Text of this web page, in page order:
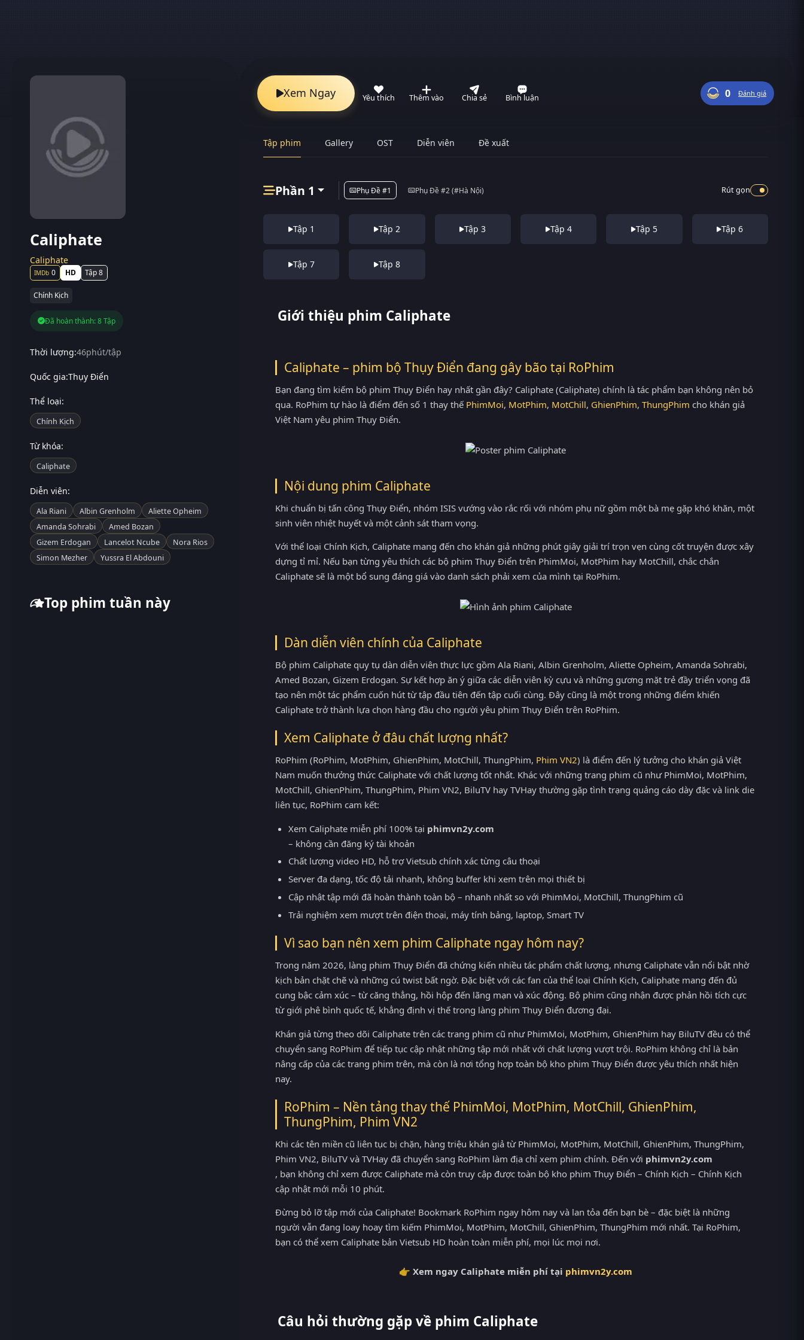
Caliphate
Caliphate
0 HD Tập 8
Chính Kịch
Đã hoàn thành: 8 Tập
Thời lượng:46phút/tập
Quốc gia:Thụy Điển
Thể loại:
Chính Kịch
Từ khóa:
Caliphate
Diễn viên:
Ala Riani Albin Grenholm
Aliette Opheim
Amanda Sohrabi
Amed Bozan
Gizem Erdogan
Lancelot Ncube
Nora Rios
Simon Mezher
Yussra El Abdouni
Top phim tuần này
Xem Ngay Yêu thích Thêm vào Chia sẻ Bình luận 0 Đánh giá
Tập phim Gallery OST Diễn viên Đề xuất
Phần 1 Phụ Đề #1 Phụ Đề #2 (#Hà Nội) Rút gọn
Tập 1 Tập 2 Tập 3 Tập 4 Tập 5 Tập 6
Tập 7 Tập 8
Giới thiệu phim Caliphate
Caliphate – phim bộ Thụy Điển đang gây bão tại RoPhim
Bạn đang tìm kiếm bộ phim Thụy Điển hay nhất gần đây? Caliphate (Caliphate) chính là tác phẩm bạn không nên bỏ
qua. RoPhim tự hào là điểm đến số 1 thay thế PhimMoi, MotPhim, MotChill, GhienPhim, ThungPhim cho khán giả
Việt Nam yêu phim Thụy Điển.
Nội dung phim Caliphate
Khi chuẩn bị tấn công Thụy Điển, nhóm ISIS vướng vào rắc rối với nhóm phụ nữ gồm một bà mẹ gặp khó khăn, một
sinh viên nhiệt huyết và một cảnh sát tham vọng.
Với thể loại Chính Kịch, Caliphate mang đến cho khán giả những phút giây giải trí trọn vẹn cùng cốt truyện được xây
dựng tỉ mỉ. Nếu bạn từng yêu thích các bộ phim Thụy Điển trên PhimMoi, MotPhim hay MotChill, chắc chắn
Caliphate sẽ là một bổ sung đáng giá vào danh sách phải xem của mình tại RoPhim.
Dàn diễn viên chính của Caliphate
Bộ phim Caliphate quy tụ dàn diễn viên thực lực gồm Ala Riani, Albin Grenholm, Aliette Opheim, Amanda Sohrabi,
Amed Bozan, Gizem Erdogan. Sự kết hợp ăn ý giữa các diễn viên kỳ cựu và những gương mặt trẻ đầy triển vọng đã
tạo nên một tác phẩm cuốn hút từ tập đầu tiên đến tập cuối cùng. Đây cũng là một trong những điểm khiến
Caliphate trở thành lựa chọn hàng đầu cho người yêu phim Thụy Điển trên RoPhim.
Xem Caliphate ở đâu chất lượng nhất?
RoPhim (RoPhim, MotPhim, GhienPhim, MotChill, ThungPhim, Phim VN2) là điểm đến lý tưởng cho khán giả Việt
Nam muốn thưởng thức Caliphate với chất lượng tốt nhất. Khác với những trang phim cũ như PhimMoi, MotPhim,
MotChill, GhienPhim, ThungPhim, Phim VN2, BiluTV hay TVHay thường gặp tình trạng quảng cáo dày đặc và link die
liên tục, RoPhim cam kết:
Xem Caliphate miễn phí 100% tại phimvn2y.com
– không cần đăng ký tài khoản
Chất lượng video HD, hỗ trợ Vietsub chính xác từng câu thoại
Server đa dạng, tốc độ tải nhanh, không buffer khi xem trên mọi thiết bị
Cập nhật tập mới đã hoàn thành toàn bộ – nhanh nhất so với PhimMoi, MotChill, ThungPhim cũ
Trải nghiệm xem mượt trên điện thoại, máy tính bảng, laptop, Smart TV
Vì sao bạn nên xem phim Caliphate ngay hôm nay?
Trong năm 2026, làng phim Thụy Điển đã chứng kiến nhiều tác phẩm chất lượng, nhưng Caliphate vẫn nổi bật nhờ
kịch bản chặt chẽ và những cú twist bất ngờ. Đặc biệt với các fan của thể loại Chính Kịch, Caliphate mang đến đủ
cung bậc cảm xúc – từ căng thẳng, hồi hộp đến lãng mạn và xúc động. Bộ phim cũng nhận được phản hồi tích cực
từ giới phê bình quốc tế, khẳng định vị thế trong làng phim Thụy Điển đương đại.
Khán giả từng theo dõi Caliphate trên các trang phim cũ như PhimMoi, MotPhim, GhienPhim hay BiluTV đều có thể
chuyển sang RoPhim để tiếp tục cập nhật những tập mới nhất với chất lượng vượt trội. RoPhim không chỉ là bản
nâng cấp của các trang phim trên, mà còn là nơi tổng hợp toàn bộ kho phim Thụy Điển được yêu thích nhất hiện
nay.
RoPhim – Nền tảng thay thế PhimMoi, MotPhim, MotChill, GhienPhim,
ThungPhim, Phim VN2
Khi các tên miền cũ liên tục bị chặn, hàng triệu khán giả từ PhimMoi, MotPhim, MotChill, GhienPhim, ThungPhim,
Phim VN2, BiluTV và TVHay đã chuyển sang RoPhim làm địa chỉ xem phim chính. Đến với phimvn2y.com
, bạn không chỉ xem được Caliphate mà còn truy cập được toàn bộ kho phim Thụy Điển – Chính Kịch – Chính Kịch
cập nhật mới mỗi 10 phút.
Đừng bỏ lỡ tập mới của Caliphate! Bookmark RoPhim ngay hôm nay và lan tỏa đến bạn bè – đặc biệt là những
người vẫn đang loay hoay tìm kiếm PhimMoi, MotPhim, MotChill, GhienPhim, ThungPhim mới nhất. Tại RoPhim,
bạn có thể xem Caliphate bản Vietsub HD hoàn toàn miễn phí, mọi lúc mọi nơi.
👉 Xem ngay Caliphate miễn phí tại phimvn2y.com
Câu hỏi thường gặp về phim Caliphate